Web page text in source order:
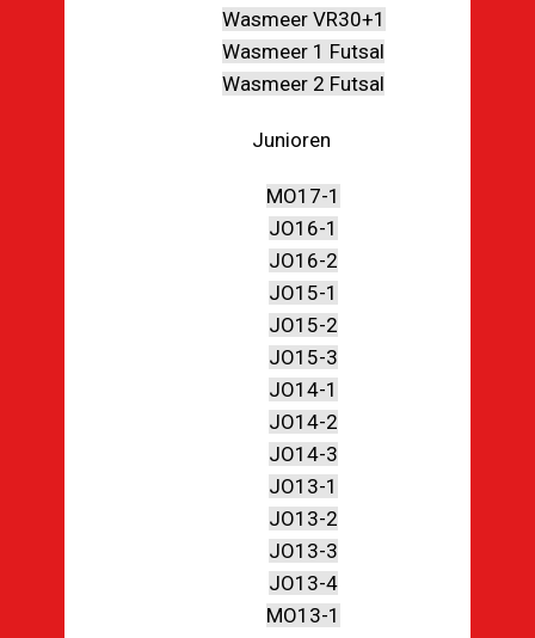
Wasmeer VR30+1
Wasmeer 1 Futsal
Wasmeer 2 Futsal
Junioren
MO17-1
JO16-1
JO16-2
JO15-1
JO15-2
JO15-3
JO14-1
JO14-2
JO14-3
JO13-1
JO13-2
JO13-3
JO13-4
MO13-1